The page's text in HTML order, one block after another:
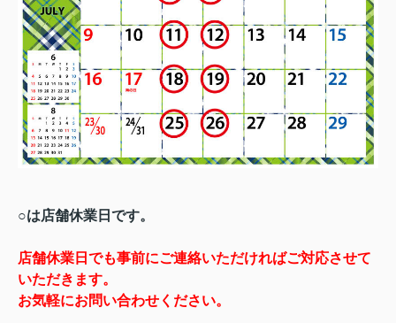
○は店舗休業日です。
店舗休業日でも事前にご連絡いただければご対応させて
いただきます。
お気軽にお問い合わせください。